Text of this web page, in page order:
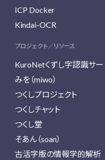
ICP Docker
Kindai-OCR
プロジェクト／リソース
KuroNetくずし字認識サー
みを（miwo）
つくしプロジェクト
つくしチャット
つくし堂
そあん（soan）
古活字版の情報学的解析